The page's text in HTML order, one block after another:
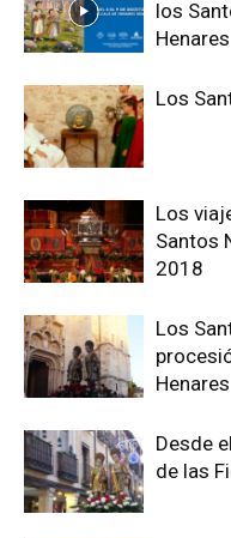
los
Henares
Los
Los
Santos
2018
Los
Henares
Desde
de las